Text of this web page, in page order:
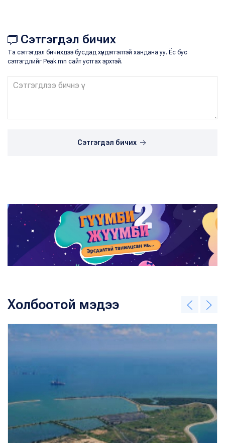
Сэтгэгдэл бичих
Та сэтгэгдэл бичихдээ бусдад хүндэтгэлтэй хандана уу. Ёс бус
сэтгэгдлийг Peak.mn сайт устгах эрхтэй.
Сэтгэгдэл бичих
Холбоотой мэдээ